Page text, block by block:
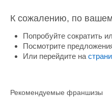
К сожалению, по
Попробуйте сократить
Посмотрите
Или перейдите на
Рекомендуемые франшизы